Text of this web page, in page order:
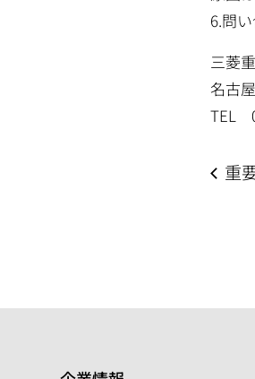
6.問
三菱
名古
TEL
重